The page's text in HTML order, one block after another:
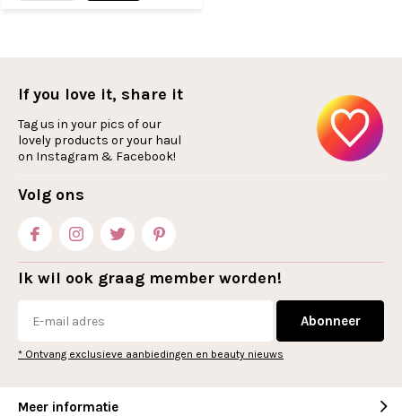
If you love it, share it
Tag us in your pics of our
lovely products or your haul
on Instagram & Facebook!
Volg ons
Ik wil ook graag member worden!
Abonneer
* Ontvang exclusieve aanbiedingen en beauty nieuws
Meer informatie